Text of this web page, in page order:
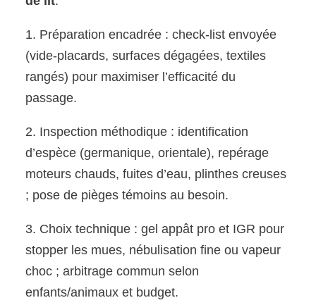
1. Préparation encadrée : check-list envoyée
(vide-placards, surfaces dégagées, textiles
rangés) pour maximiser l’efficacité du
passage.
2. Inspection méthodique : identification
d’espèce (germanique, orientale), repérage
moteurs chauds, fuites d’eau, plinthes creuses
; pose de pièges témoins au besoin.
3. Choix technique : gel appât pro et IGR pour
stopper les mues, nébulisation fine ou vapeur
choc ; arbitrage commun selon
enfants/animaux et budget.